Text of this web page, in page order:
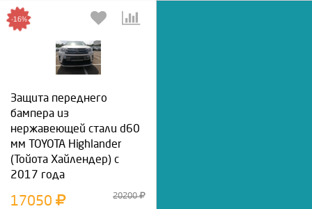
Защита переднего
бампера из
нержавеющей стали d60
мм TOYOTA Highlander
(Тойота Хайлендер) с
2017 года
-16%
17050 20200